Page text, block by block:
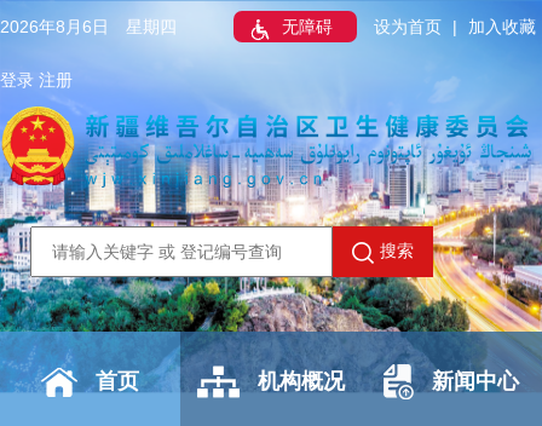
2026年8月6日 星期四 无障碍 设为首页 | 加入收藏
登录 注册
搜索
首页 机构概况 新闻中心